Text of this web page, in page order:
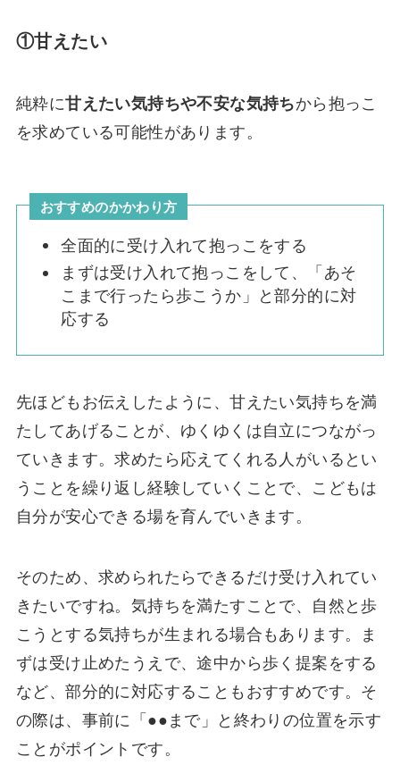
①甘えたい
純粋に甘えたい気持ちや不安な気持ちから抱っこ
を求めている可能性があります。
おすすめのかかわり方
全面的に受け入れて抱っこをする
まずは受け入れて抱っこをして、「あそ
こまで行ったら歩こうか」と部分的に対
応する
先ほどもお伝えしたように、甘えたい気持ちを満
たしてあげることが、ゆくゆくは自立につながっ
ていきます。求めたら応えてくれる人がいるとい
うことを繰り返し経験していくことで、こどもは
自分が安心できる場を育んでいきます。
そのため、求められたらできるだけ受け入れてい
きたいですね。気持ちを満たすことで、自然と歩
こうとする気持ちが生まれる場合もあります。ま
ずは受け止めたうえで、途中から歩く提案をする
など、部分的に対応することもおすすめです。そ
の際は、事前に「●●まで」と終わりの位置を示す
ことがポイントです。